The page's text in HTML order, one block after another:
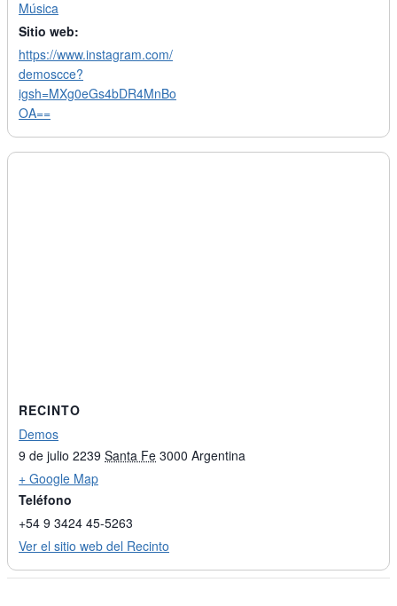
Música
Sitio web:
https://www.instagram.com/
demoscce?
igsh=MXg0eGs4bDR4MnBo
OA==
RECINTO
Demos
9 de julio 2239 Santa Fe 3000 Argentina
+ Google Map
Teléfono
+54 9 3424 45-5263
Ver el sitio web del Recinto